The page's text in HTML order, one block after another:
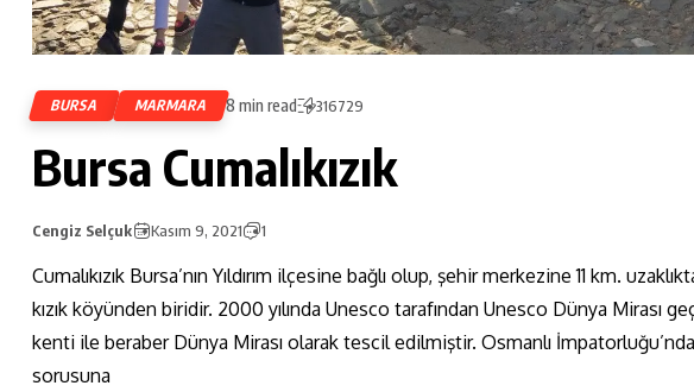
BURSA MARMARA 8 min read 316729
Bursa Cumalıkızık
Cengiz Selçuk Kasım 9, 2021 1
Cumalıkızık Bursa’nın Yıldırım ilçesine bağlı olup, şehir merkezine 11 km.
kızık köyünden biridir. 2000 yılında Unesco tarafından Unesco Dünya Mirası
kenti ile beraber Dünya Mirası olarak tescil edilmiştir. Osmanlı
sorusuna